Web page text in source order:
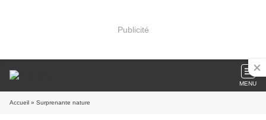
Publicité
MENU
Accueil » Surprenante nature